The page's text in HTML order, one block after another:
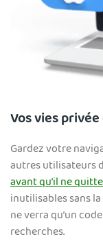
Vos vies
Gardez votre
autres utilisateurs
avant qu’il ne
inutilisables sans
ne verra qu’un
recherches.